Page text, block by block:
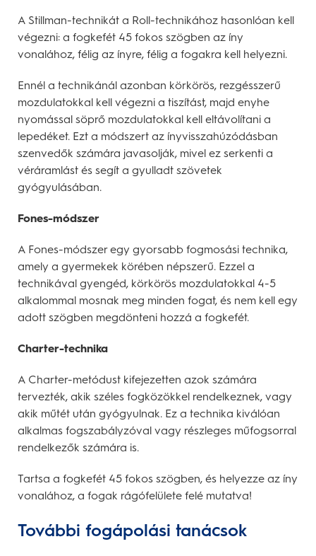
A Stillman-technikát a Roll-technikához hasonlóan kell
végezni: a fogkefét 45 fokos szögben az íny
vonalához, félig az ínyre, félig a fogakra kell helyezni.
Ennél a technikánál azonban körkörös, rezgésszerű
mozdulatokkal kell végezni a tiszítást, majd enyhe
nyomással söprő mozdulatokkal kell eltávolítani a
lepedéket. Ezt a módszert az ínyvisszahúzódásban
szenvedők számára javasolják, mivel ez serkenti a
véráramlást és segít a gyulladt szövetek
gyógyulásában.
Fones-módszer
A Fones-módszer egy gyorsabb fogmosási technika,
amely a gyermekek körében népszerű. Ezzel a
technikával gyengéd, körkörös mozdulatokkal 4-5
alkalommal mosnak meg minden fogat, és nem kell egy
adott szögben megdönteni hozzá a fogkefét.
Charter-technika
A Charter-metódust kifejezetten azok számára
tervezték, akik széles fogközökkel rendelkeznek, vagy
akik műtét után gyógyulnak. Ez a technika kiválóan
alkalmas fogszabályzóval vagy részleges műfogsorral
rendelkezők számára is.
Tartsa a fogkefét 45 fokos szögben, és helyezze az íny
vonalához, a fogak rágófelülete felé mutatva!
További fogápolási tanácsok